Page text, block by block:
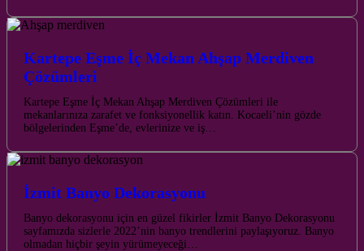
Kartepe Eşme İç Mekan Ahşap Merdiven
Çözümleri
Kartepe Eşme İç Mekan Ahşap Merdiven Çözümleri ile
mekanlarınıza zarafet ve fonksiyonellik katın. Kocaeli’nin gözde
bölgelerinden Eşme’de, evlerinize ve iş…
İzmit Banyo Dekorasyonu
Banyo dekorasyonu için en güzel fikirler İzmit Banyo Dekorasyonu
sayfamızda sizlerle 2022’nin banyo trendlerini paylaşıyoruz. Banyo
olmadan hiçbir şeyin yürümeyeceği…